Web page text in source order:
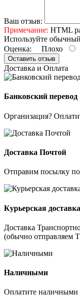
Ваш отзыв:
Примечание: HTML
Используйте обычный
Оценка: Плохо
Оставить отзыв
Доставка и Оплата
Банковский перевод
Организация?
Доставка Почтой
Отправим посылку
Курьерская доставка
Доставка
(обычно
Наличными
Оплатите наличными